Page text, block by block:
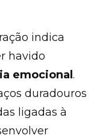
indica
havido
emocional .
duradouros
ligadas à